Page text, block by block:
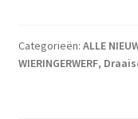
Categorieën: ALLE
WIERINGERWERF,